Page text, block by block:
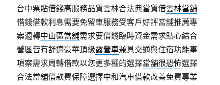
台中票貼借錢高服務品質雲林合法典當質借雲林當舖
借錢借款利息需要免留車服務受客戶好評當舖推薦專
案週轉中山區當舖需求要借錢臨時資金需求貼心結合
營區皆有舒適豪華頂級露營車兼具交通與住宿功能事
項案需求周轉借款以您更多種的選擇當舖很恐怖選擇
合法當舖借款費保障選擇中和汽車借款改善免費專業